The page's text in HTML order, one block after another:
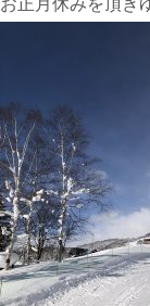
お正月休みを頂き